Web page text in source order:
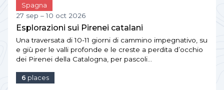
Spagna
27 sep – 10 oct 2026
Esplorazioni sui Pirenei catalani
Una traversata di 10-11 giorni di cammino impegnativo, su
e giù per le valli profonde e le creste a perdita d’occhio
dei Pirenei della Catalogna, per pascoli…
6 places